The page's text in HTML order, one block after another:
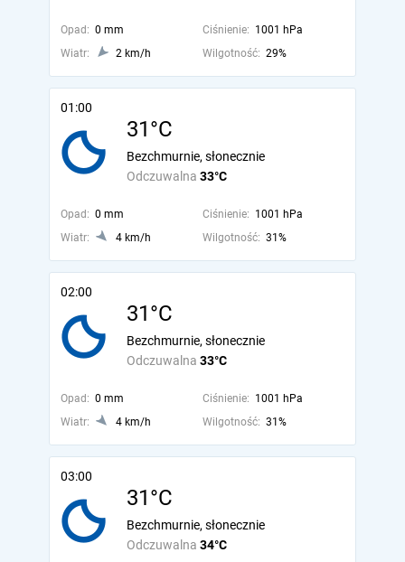
Opad: 0 mm Ciśnienie: 1001 hPa
Wiatr:
2 km/h Wilgotność: 29%
01:00
31°C
Odczuwalna 33°C
Bezchmurnie, słonecznie
Opad: 0 mm Ciśnienie: 1001 hPa
Wiatr:
4 km/h Wilgotność: 31%
02:00
31°C
Odczuwalna 33°C
Bezchmurnie, słonecznie
Opad: 0 mm Ciśnienie: 1001 hPa
Wiatr:
4 km/h Wilgotność: 31%
03:00
31°C
Odczuwalna 34°C
Bezchmurnie, słonecznie